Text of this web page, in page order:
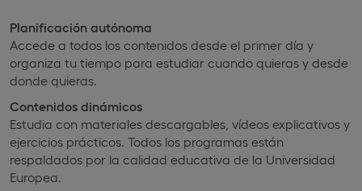
Planificación autónoma
Accede a todos los contenidos desde el primer día y
organiza tu tiempo para estudiar cuando quieras y desde
donde quieras.
Contenidos dinámicos
Estudia con materiales descargables, vídeos explicativos y
ejercicios prácticos. Todos los programas están
respaldados por la calidad educativa de la Universidad
Europea.